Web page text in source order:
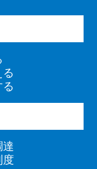
る
る
達
度